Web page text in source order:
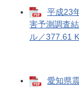
平成23
害予測調査
ル／377.61
愛知県